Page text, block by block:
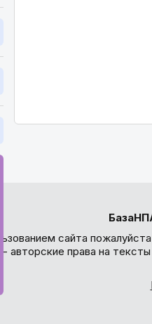
сайта
- авторские права на